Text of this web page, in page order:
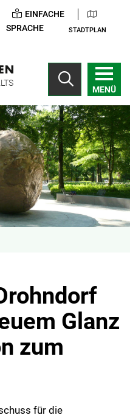
EINFACHE
SPRACHE
STADTPLAN
MENÜ
Glanz
zum
für die